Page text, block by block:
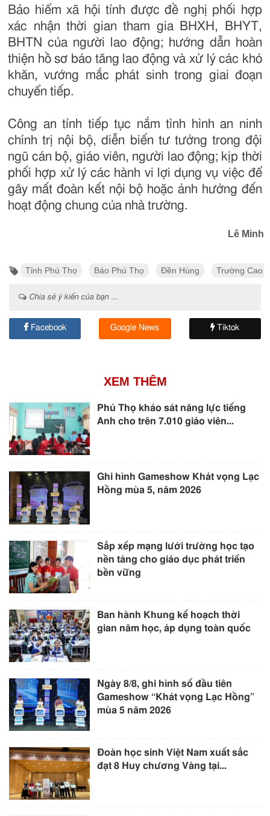
Bảo hiểm xã hội tỉnh được đề nghị phối hợp
xác nhận thời gian tham gia BHXH, BHYT,
BHTN của người lao động; hướng dẫn hoàn
thiện hồ sơ báo tăng lao động và xử lý các khó
khăn, vướng mắc phát sinh trong giai đoạn
chuyển tiếp.
Công an tỉnh tiếp tục nắm tình hình an ninh
chính trị nội bộ, diễn biến tư tưởng trong đội
ngũ cán bộ, giáo viên, người lao động; kịp thời
phối hợp xử lý các hành vi lợi dụng vụ việc để
gây mất đoàn kết nội bộ hoặc ảnh hưởng đến
hoạt động chung của nhà trường.
Lê Minh
Tỉnh Phú Thọ Báo Phú Thọ Đền Hùng Trường Cao
Chia sẻ ý kiến của bạn ...
Facebook Google News Tiktok
XEM THÊM
Phú Thọ khảo sát năng lực tiếng
Anh cho trên 7.010 giáo viên...
Ghi hình Gameshow Khát vọng Lạc
Hồng mùa 5, năm 2026
Sắp xếp mạng lưới trường học tạo
nền tảng cho giáo dục phát triển
bền vững
Ban hành Khung kế hoạch thời
gian năm học, áp dụng toàn quốc
Ngày 8/8, ghi hình số đầu tiên
Gameshow “Khát vọng Lạc Hồng”
mùa 5 năm 2026
Đoàn học sinh Việt Nam xuất sắc
đạt 8 Huy chương Vàng tại...